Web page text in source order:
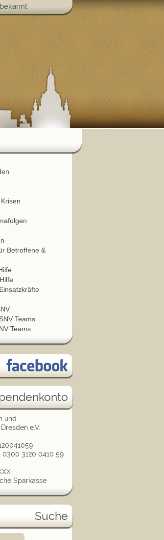
Betroffene &
Teams
Teams
und
e.V.
0300 3120 0410 59
Sparkasse
Suche